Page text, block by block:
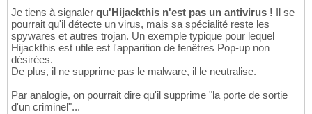
Je tiens à signaler qu'Hijackthis n'est pas un antivirus ! Il se
pourrait qu'il détecte un virus, mais sa spécialité reste les
spywares et autres trojan. Un exemple typique pour lequel
Hijackthis est utile est l'apparition de fenêtres Pop-up non
désirées.
De plus, il ne supprime pas le malware, il le neutralise.
Par analogie, on pourrait dire qu'il supprime "la porte de sortie
d'un criminel"...